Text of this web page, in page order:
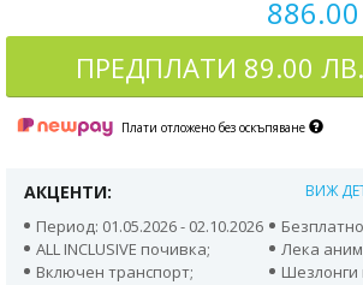
ПРЕДПЛАТИ 89.00
Плати отложено без оскъпяване
АКЦЕНТИ: ВИЖ
Период: 01.05.2026 - 02.10.2026
ALL INCLUSIVE почивка;
Лека
Включен транспорт;
Шезлонги